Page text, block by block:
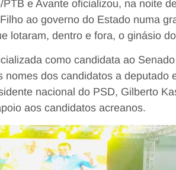
e Avante oficializou, na noite
ao governo do Estado numa
lotaram, dentro e fora, o ginásio
como candidata ao
dos candidatos a deputado
nacional do PSD, Gilberto
aos candidatos acreanos.